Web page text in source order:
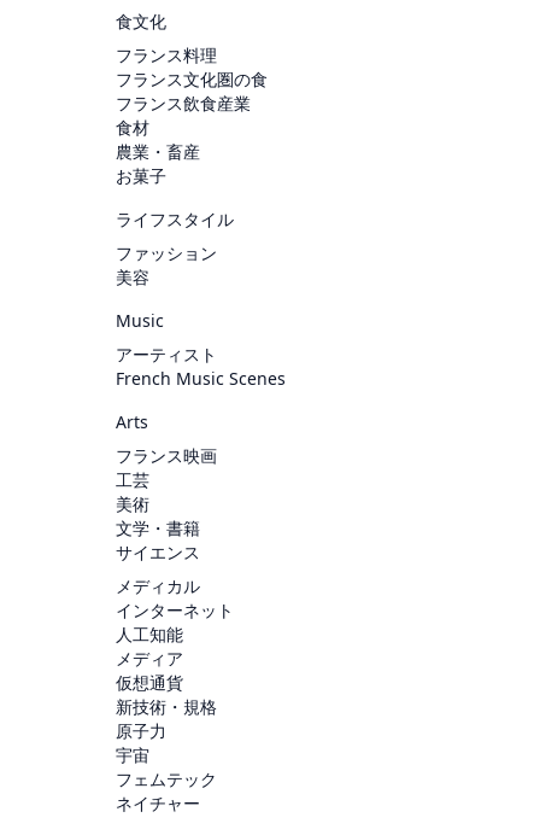
食文化
フランス料理
フランス文化圏の食
フランス飲食産業
食材
農業・畜産
お菓子
ライフスタイル
ファッション
美容
Music
アーティスト
French Music Scenes
Arts
フランス映画
工芸
美術
文学・書籍
サイエンス
メディカル
インターネット
人工知能
メディア
仮想通貨
新技術・規格
原子力
宇宙
フェムテック
ネイチャー